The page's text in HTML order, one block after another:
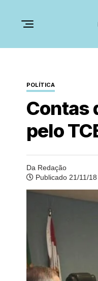
POLÍTICA
Contas
pelo
Da Redação
Publicado 21/11/18